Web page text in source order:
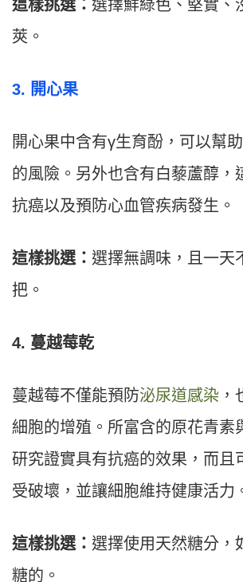
這樣挑選： 選擇鮮綠色、堅實、
莢。
3. 開心果
開心果中含有γ生育酚，可以幫
的風險。另外也含有白藜蘆醇，
抗癌以及預防心血管疾病發生。
這樣挑選： 選擇無調味，且一天
把。
4. 蔓越莓乾
蔓越莓不僅能預防泌尿道感染
細胞的增殖。所富含的原花青素
研究證實具有抗癌的效果，而且
受破壞，並讓細胞維持健康活力
這樣挑選： 選擇使用天然糖分，
糖的。